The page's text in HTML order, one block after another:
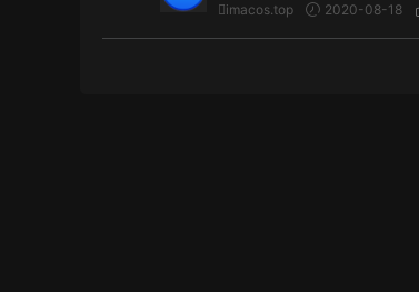
imacos.top 2020-08-18